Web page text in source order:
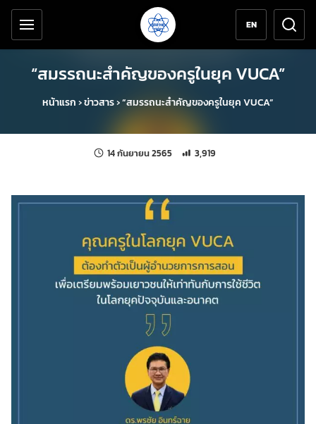
ข้ามไปยังเนื้อหาหลัก
เครื่องมือช่วยเหลือ
EN
“สมรรถนะสำคัญของครูในยุค VUCA”
หน้าแรก›ข่าวสาร›“สมรรถนะสำคัญของครูในยุค VUCA”
14 กันยายน 2565 แก้ไขล่าสุดเมื่อ:
จำนวนการเข้าชม 3,919 ครั้ง
3,919